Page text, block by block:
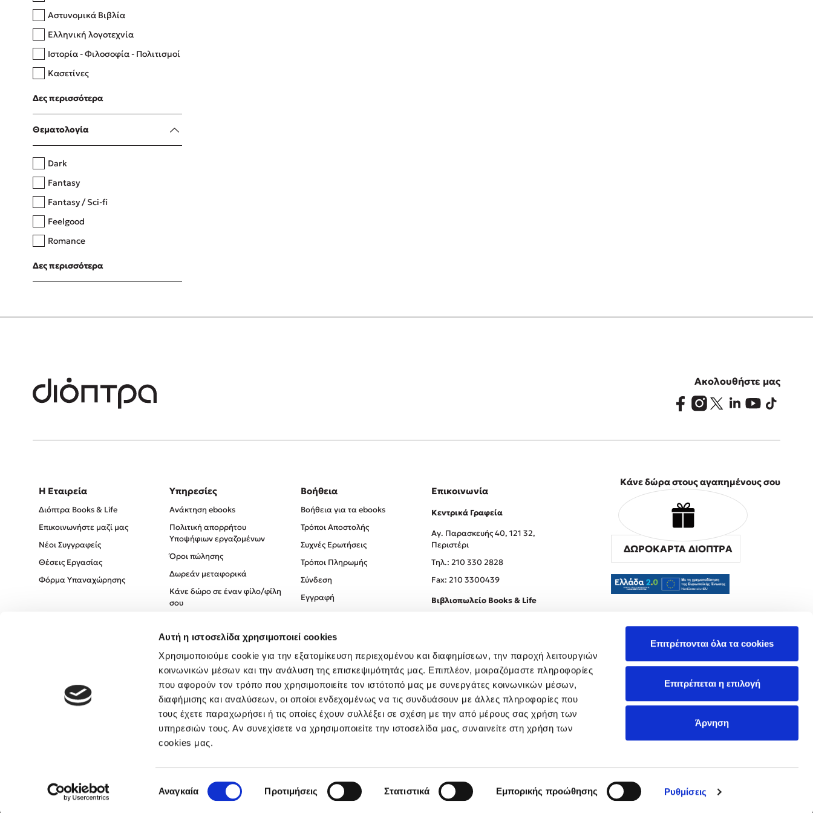
Αυτή η ιστοσελίδα χρησιμοποιεί cookies
Χρησιμοποιούμε cookie για την εξατομίκευση περιεχομένου και διαφημίσεων, την παροχή λειτουργιών
κοινωνικών μέσων και την ανάλυση της επισκεψιμότητάς μας. Επιπλέον, μοιραζόμαστε πληροφορίες
που αφορούν τον τρόπο που χρησιμοποιείτε τον ιστότοπό μας με συνεργάτες κοινωνικών μέσων,
διαφήμισης και αναλύσεων, οι οποίοι ενδεχομένως να τις συνδυάσουν με άλλες πληροφορίες που
τους έχετε παραχωρήσει ή τις οποίες έχουν συλλέξει σε σχέση με την από μέρους σας χρήση των
υπηρεσιών τους. Αν συνεχίσετε να χρησιμοποιείτε την ιστοσελίδα μας, συναινείτε στη χρήση των
cookies μας.
συγκατάθεσης
Αναγκαία Προτιμήσεις Στατιστικά Εμπορικής προώθησης Ρυθμίσεις
Επιτρέπονται όλα τα cookies
Επιτρέπεται η επιλογή
Άρνηση
Δανάη Δεληγεώργη
Πάνω, κάτω, μπροστά, πίσω
Η μέθοδος Αφήστε τους
Αστυνομικά Βιβλία
Ελληνική λογοτεχνία
Ιστορία - Φιλοσοφία - Πολιτισμοί
Κασετίνες
Λευκώματα - Έγχρωμοι οδηγοί
Μαγειρική
Δες περισσότερα
Θεματολογία
Dark
Fantasy
Fantasy / Sci-fi
Feelgood
Romance
Upmarket
Young Adult
Δες περισσότερα
Ακολουθήστε μας
Η Εταιρεία
Διόπτρα Books & Life
Επικοινωνήστε μαζί μας
Νέοι Συγγραφείς
Θέσεις Εργασίας
Φόρμα Υπαναχώρησης
Υπηρεσίες
Ανάκτηση ebooks
Πολιτική απορρήτου
Υποψήφιων εργαζομένων
Όροι πώλησης
Δωρεάν μεταφορικά
Κάνε δώρο σε έναν φίλο/φίλη
σου
Πολιτική Απορρήτου
Όροι χρήσης
Βοήθεια
Βοήθεια για τα ebooks
Τρόποι Αποστολής
Συχνές Ερωτήσεις
Τρόποι Πληρωμής
Σύνδεση
Εγγραφή
Επικοινωνία
Κεντρικά Γραφεία
Αγ. Παρασκευής 40, 121 32,
Περιστέρι
Tηλ.: 210 330 2828
Fax: 210 3300439
Βιβλιοπωλείο Books & Life
Κάνε δώρα στους αγαπημένους σου
ΔΩΡΟΚΑΡΤΑ ΔΙΟΠΤΡΑ
Created by Powered by